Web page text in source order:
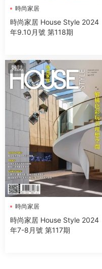
時尚家居
時尚家居 House Style 2024
年9.10月號 第118期
雜誌
時尚家居
時尚家居 House Style 2024
年7-8月號 第117期